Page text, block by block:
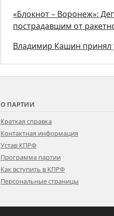
«Блокнот – Воронеж»:
пострадавшим от
Владимир Кашин принял
О ПАРТИИ
Краткая справка
Контактная информация
Устав КПРФ
Программа партии
Как вступить в КПРФ
Персональные страницы